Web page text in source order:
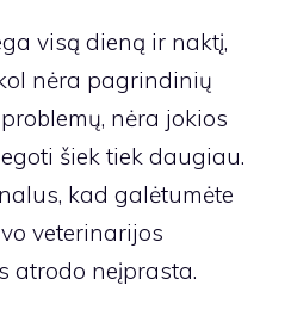
visą dieną ir naktį,
nėra pagrindinių
nėra jokios
šiek tiek daugiau.
kad galėtumėte
veterinarijos
atrodo neįprasta.